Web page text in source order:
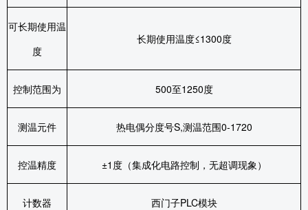
可长期使用温
度
长期使用温度≤1300度
控制范围为 500至1250度
测温元件 热电偶分度号S,测温范围0-1720
控温精度 ±1 度（集成化电路控制，无超调现象）
计数器 西门子PLC模块